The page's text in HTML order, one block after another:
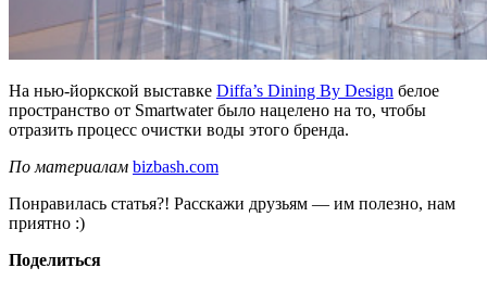
На нью-йоркской выставке Diffa’s Dining By Design белое
пространство от Smartwater было нацелено на то, чтобы
отразить процесс очистки воды этого бренда.
По материалам bizbash.com
Понравилась статья?! Расскажи друзьям — им полезно, нам
приятно :)
Поделиться